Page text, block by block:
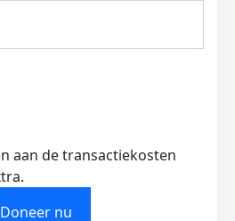
aan de transactiekosten
Doneer nu